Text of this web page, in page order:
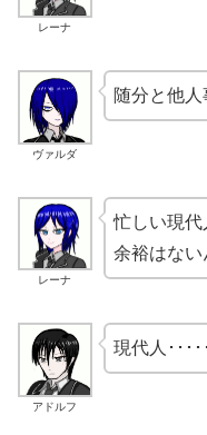
レーナ
ヴァルダ
随分と他人
レーナ
忙しい現代
余裕はない
アドルフ
現代人････